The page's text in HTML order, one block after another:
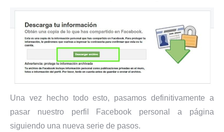
Una vez hecho todo esto, pasamos definitivamente a
pasar nuestro perfil Facebook personal a página
siguiendo una nueva serie de pasos.